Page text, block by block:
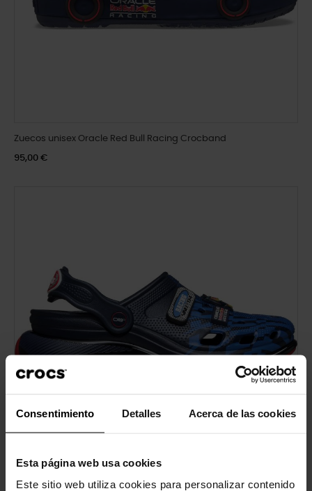
Consentimiento Detalles Acerca de las cookies
Esta página web usa cookies
Este sitio web utiliza cookies para personalizar contenido
Zuecos unisex Oracle Red Bull Racing Crocband
95,00 €
Zuecos unisex Red Bull Racing Classic Runner